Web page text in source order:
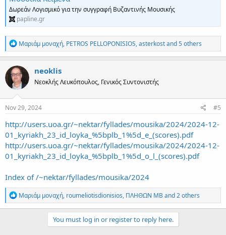
Δωρεάν Λογισμικό για την συγγραφή Βυζαντινής Μουσικής
papline.gr
R
e
a
c
t
i
o
n
s
Μαριάμ μοναχή, PETROS PELLOPONISIOS,asterkostand 5 others
neoklis
Νεοκλής Λευκόπουλος, Γενικός Συντονιστής
Nov 29, 2024 #5
http://users.uoa.gr/~nektar/fyllades/mousika/2024/2024-12-
01_kyriakh_23_id_loyka_%5bplb_1%5d_e_(scores).pdf
http://users.uoa.gr/~nektar/fyllades/mousika/2024/2024-12-
01_kyriakh_23_id_loyka_%5bplb_1%5d_o_l_(scores).pdf
Index of /~nektar/fyllades/mousika/2024
R
e
a
Μαριάμ μοναχή, roumeliotisdionisios, ΠΛΗΘΩΝ ΜΒand 2 others
You must log in or register to reply here.